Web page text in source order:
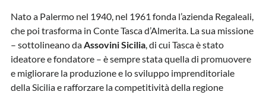
Nato a Palermo nel 1940, nel 1961 fonda l’azienda Regaleali,
che poi trasforma in Conte Tasca d’Almerita. La sua missione
– sottolineano daAssovini Sicilia, di cui Tasca è stato
ideatore e fondatore – è sempre stata quella di promuovere
e migliorare la produzione e lo sviluppo imprenditoriale
della Sicilia e rafforzare la competitività della regione